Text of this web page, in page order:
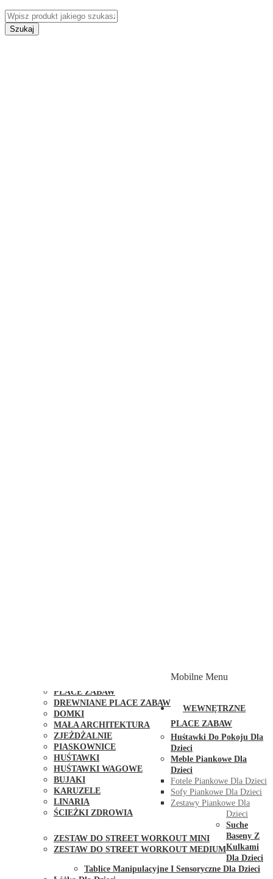
Szukaj
PLACE ZABAW
DREWNIANE PLACE ZABAW
DOMKI
MAŁA ARCHITEKTURA
ZJEŻDŻALNIE
PIASKOWNICE
HUŚTAWKI
HUŚTAWKI WAGOWE
BUJAKI
KARUZELE
LINARIA
ŚCIEŻKI ZDROWIA
ZESTAW DO STREET WORKOUT MINI
ZESTAW DO STREET WORKOUT MEDIUM
Mobilne Menu
WEWNĘTRZNE
PLACE ZABAW
Huśtawki Do Pokoju Dla
Dzieci
Meble Piankowe Dla
Dzieci
Fotele Piankowe Dla Dzieci
Sofy Piankowe Dla Dzieci
Zestawy Piankowe Dla
Dzieci
Suche
Baseny Z
Kulkami
Dla Dzieci
Tablice Manipulacyjne I Sensoryczne Dla Dzieci